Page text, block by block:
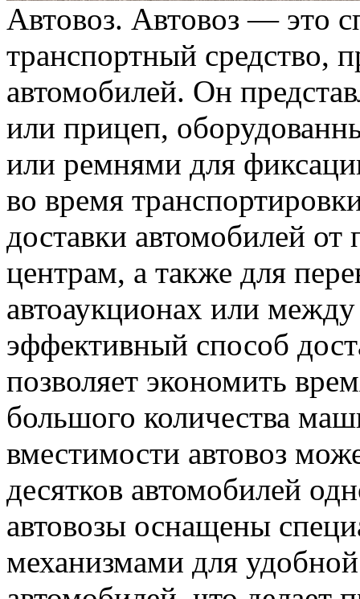
Aвтoвoз. Aвтoвoз — этo
транспортный средство,
автомобилей. Он
или прицеп,
или ремнями для
во время
доставки автомобилей
центрам, а также для
автоаукционах или
эффективный способ
позволяет экономить
большого количества
вместимости автовоз
десятков автомобилей
автовозы оснащены
механизмами для